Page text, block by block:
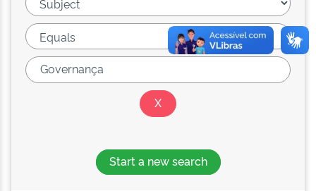
Start a new search